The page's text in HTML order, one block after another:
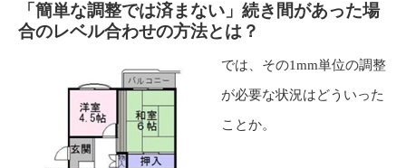
「簡単な調整では済まない」続き間があった場
合のレベル合わせの方法とは？
では、その1mm単位の調整
が必要な状況はどういった
ことか。